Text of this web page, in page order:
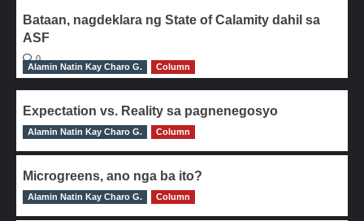
Bataan, nagdeklara ng State of Calamity dahil sa
ASF
0
Alamin Natin Kay Charo G.
Column
Expectation vs. Reality sa pagnenegosyo
0
Alamin Natin Kay Charo G. Column
Microgreens, ano nga ba ito?
0
Alamin Natin Kay Charo G. Column